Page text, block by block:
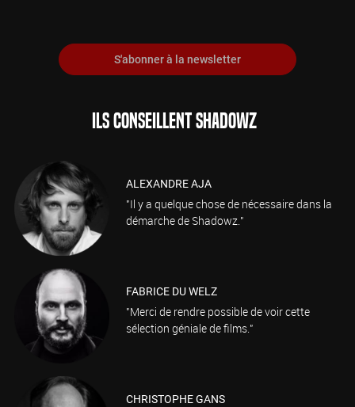
S'abonner à la newsletter
ILS CONSEILLENT SHADOWZ
ALEXANDRE AJA
"Il y a quelque chose de nécessaire dans la
démarche de Shadowz."
FABRICE DU WELZ
"Merci de rendre possible de voir cette
sélection géniale de films."
CHRISTOPHE GANS